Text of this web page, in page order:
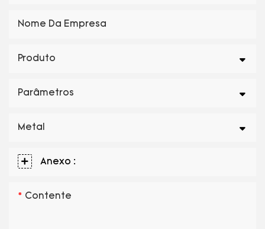
Nome Da Empresa
Produto
Parâmetros
Metal
Anexo :
Contente